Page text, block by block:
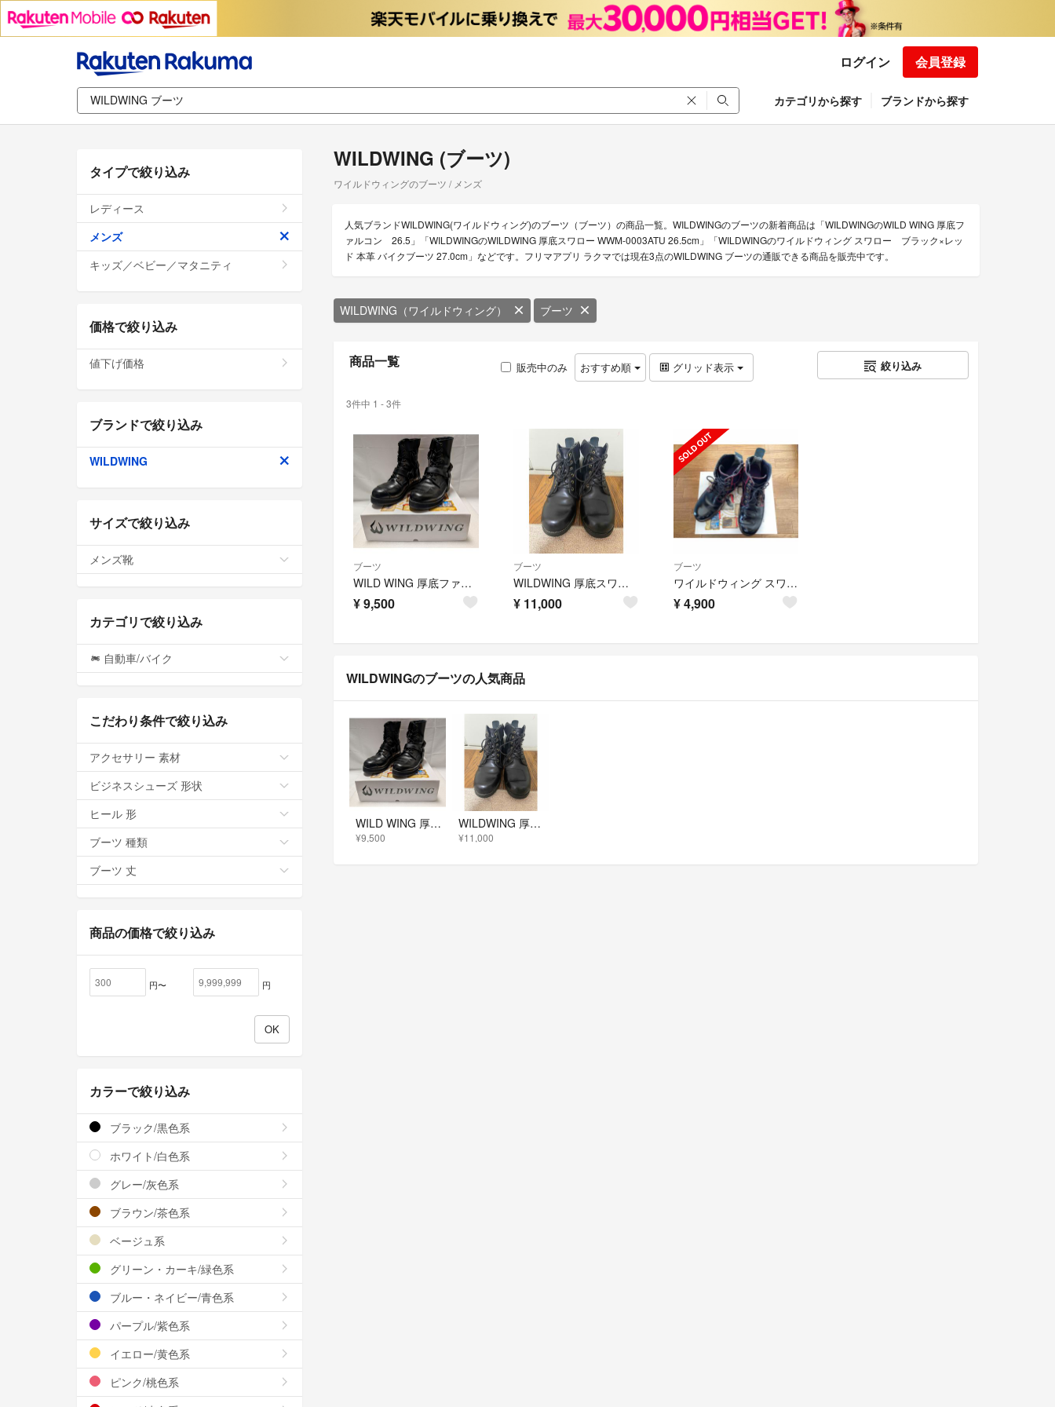
ログイン 会員登録
カテゴリから探す ブランドから探す
WILDWING (ブーツ)
ワイルドウィングのブーツ / メンズ
人気ブランドWILDWING(ワイルドウィング)のブーツ（ブーツ）の商品一覧。WILDWINGのブーツの新着商品は「WILDWINGのWILD WING 厚底フ
ァルコン 26.5」「WILDWINGのWILDWING 厚底スワロー WWM-0003ATU 26.5cm」「WILDWINGのワイルドウィング スワロー ブラック×レッ
ド 本革 バイクブーツ 27.0cm」などです。フリマアプリ ラクマでは現在3点のWILDWING ブーツの通販できる商品を販売中です。
WILDWING（ワイルドウィング） ブーツ
商品一覧 販売中のみ おすすめ順 グリッド表示 絞り込み
3件中 1 - 3件
ブーツ
WILD WING 厚底ファルコン 26.5
¥9,500
ブーツ
WILDWING 厚底スワロー WWM-0003ATU 26.5cm
¥ 11,000
ブーツ
ワイルドウィング スワロー ブラック×レッド 本革 バイクブーツ 27.0cm
¥4,900
WILDWINGのブーツの人気商品
WILD WING 厚底ファルコン 26.5
¥9,500
WILDWING 厚底スワロー WWM-0003ATU 26.5cm
¥11,000
タイプで絞り込み
レディース
メンズ
キッズ／ベビー／マタニティ
価格で絞り込み
値下げ価格
ブランドで絞り込み
WILDWING
サイズで絞り込み
メンズ靴
カテゴリで絞り込み
自動車/バイク
こだわり条件で絞り込み
アクセサリー 素材
ビジネスシューズ 形状
ヒール 形
ブーツ 種類
ブーツ 丈
商品の価格で絞り込み
円〜 円
カラーで絞り込み
ブラック/黒色系
ホワイト/白色系
グレー/灰色系
ブラウン/茶色系
ベージュ系
グリーン・カーキ/緑色系
ブルー・ネイビー/青色系
パープル/紫色系
イエロー/黄色系
ピンク/桃色系